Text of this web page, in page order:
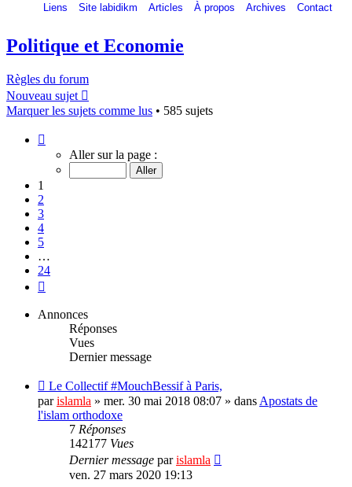
Liens Site labidikm Articles À propos Archives Contact
Politique et Economie
Règles du forum
Nouveau sujet
Marquer les sujets comme lus • 585 sujets
sur
Aller sur la page :
1
2
3
4
5
…
24
Annonces
Réponses
Vues
Dernier message
Le Collectif #MouchBessif à Paris,
parislamla » mer. 30 mai 2018 08:07 » dans Apostats de
l'islam orthodoxe
7 Réponses
142177 Vues
Dernier message parislamla
ven. 27 mars 2020 19:13